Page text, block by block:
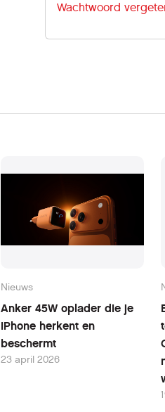
Wachtwoord
Nieuws
Anker 45W oplader die je
iPhone herkent en
beschermt
23 april 2026